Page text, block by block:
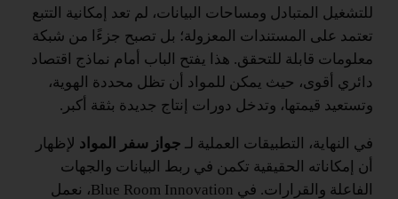
للتشغيل المتبادل ومساحات البيانات، لم تعد إمكانية التتبع
تعتمد على المستندات المعزولة؛ بل تصبح جزءًا من شبكة
معلومات قابلة للتحقق. هذا يفتح الباب أمام نماذج اقتصاد
دائري أقوى، حيث يمكن للمواد أن تظل محددة الهوية،
وتستعيد قيمتها، وتدخل دورات إنتاج جديدة بثقة أكبر.
في النهاية، التطبيقات العملية لـ جواز سفر المواد لإظهار
أن إمكاناته الحقيقية تكمن في ربط البيانات والجهات
الفاعلة والقرارات. في Blue Room Innovation، نعمل